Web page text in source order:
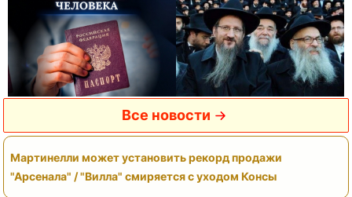
Все новости
Мартинелли может установить рекорд продажи
"Арсенала" / "Вилла" смиряется с уходом Консы